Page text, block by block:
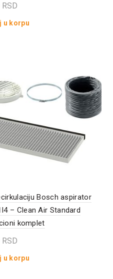
RSD
u korpu
Bosch aspirator
– Clean Air Standard
komplet
RSD
u korpu